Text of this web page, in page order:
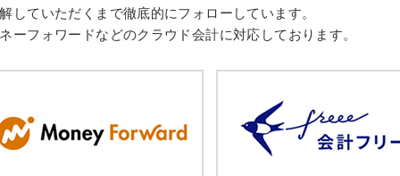
していただくまで徹底的にフォローしています。
ーフォワードなどのクラウド会計に対応しております。